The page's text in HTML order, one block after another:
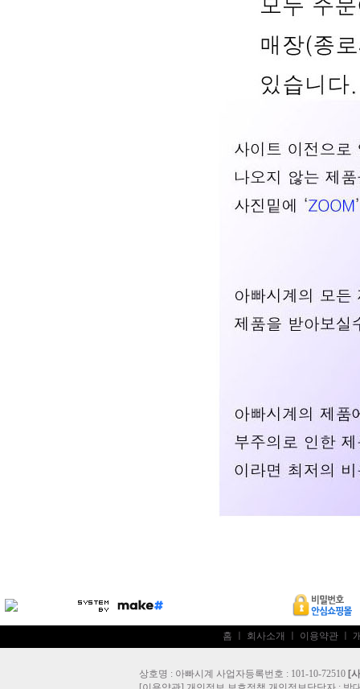
홈 회사소개 이용약관
상호명 : 아빠시계 사업자등록번호 : 101-10-72510 [